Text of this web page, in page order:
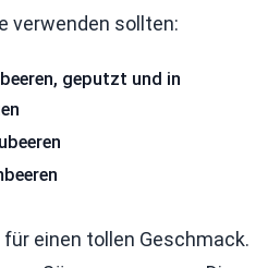
verwenden sollten:
geputzt und in
einen tollen Geschmack.